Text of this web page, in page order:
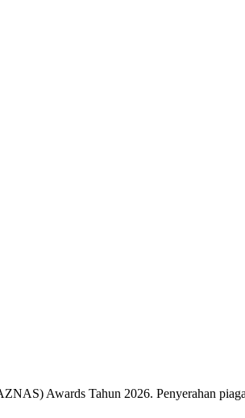
Awards Tahun 2026. Penyerahan